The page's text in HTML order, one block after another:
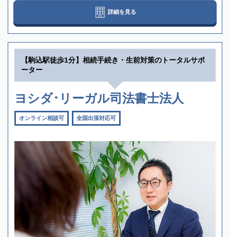
詳細を見る
【駒込駅徒歩1分】相続手続き・生前対策のトータルサポ
ーター
ヨシダ･リーガル司法書士法人
オンライン相談可 全国出張対応可